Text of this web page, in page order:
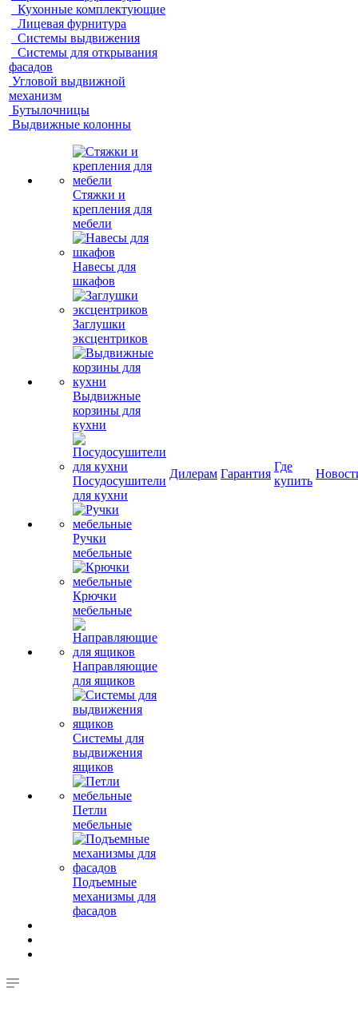
Кухонные комплектующие
Лицевая фурнитура
Системы выдвижения
Системы для открывания
фасадов
Угловой выдвижной
механизм
Бутылочницы
Выдвижные колонны
Стяжки и
крепления для
мебели
Навесы для
шкафов
Заглушки
эксцентриков
Выдвижные
корзины для
кухни
Посудосушители
для кухни
Ручки
мебельные
Крючки
мебельные
Направляющие
для ящиков
Системы для
выдвижения
ящиков
Петли
мебельные
Подъемные
механизмы для
фасадов
Дилерам Гарантия
Где
купить